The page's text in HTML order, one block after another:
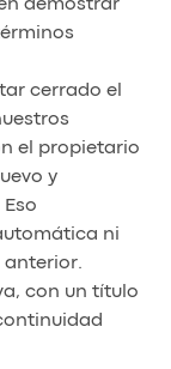
demostrar
cerrado el
el propietario
y
ni
con un título